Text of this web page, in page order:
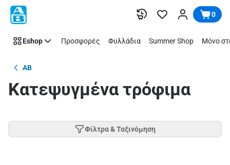
Παράλειψη 0
Eshop Προσφορές Φυλλάδια Summer Shop Μόνο
AB
Κατεψυγμένα τρόφιμα
Φίλτρα & Ταξινόμηση